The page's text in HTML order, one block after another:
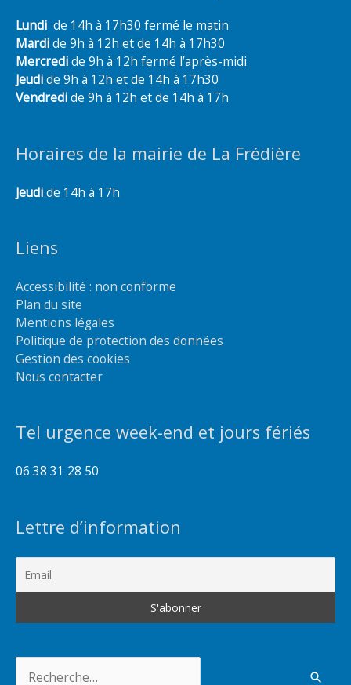
Lundi de 14h à 17h30 fermé le matin
Mardide 9h à 12h et de 14h à 17h30
Mercredide 9h à 12h fermé l’après-midi
Jeudide 9h à 12h et de 14h à 17h30
Vendredide 9h à 12h et de 14h à 17h
Horaires de la mairie de La Frédière
Jeudide 14h à 17h
Liens
Accessibilité : non conforme
Plan du site
Mentions légales
Politique de protection des données
Gestion des cookies
Nous contacter
Tel urgence week-end et jours fériés
06 38 31 28 50
Lettre d’information